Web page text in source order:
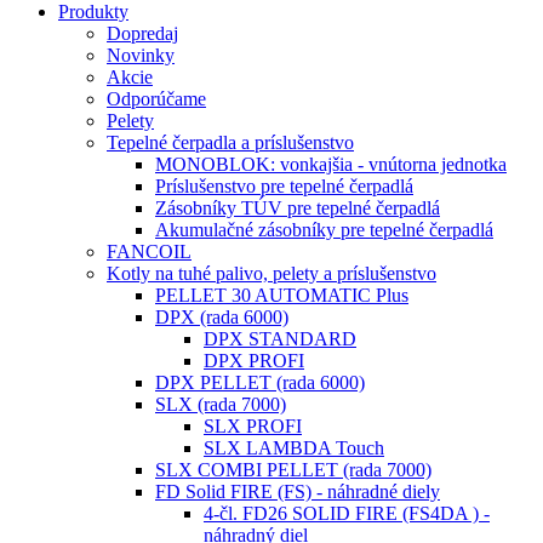
Produkty
Dopredaj
Novinky
Akcie
Odporúčame
Pelety
Tepelné čerpadla a príslušenstvo
MONOBLOK: vonkajšia - vnútorna jednotka
Príslušenstvo pre tepelné čerpadlá
Zásobníky TÚV pre tepelné čerpadlá
Akumulačné zásobníky pre tepelné čerpadlá
FANCOIL
Kotly na tuhé palivo, pelety a príslušenstvo
PELLET 30 AUTOMATIC Plus
DPX (rada 6000)
DPX STANDARD
DPX PROFI
DPX PELLET (rada 6000)
SLX (rada 7000)
SLX PROFI
SLX LAMBDA Touch
SLX COMBI PELLET (rada 7000)
FD Solid FIRE (FS) - náhradné diely
4-čl. FD26 SOLID FIRE (FS4DA ) -
náhradný diel